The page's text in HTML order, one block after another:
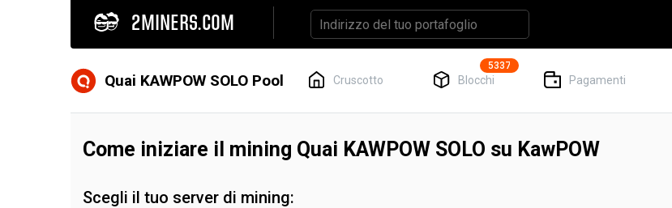
2MINERS.COM
Quai KAWPOW SOLO Pool Cruscotto Blocchi
5337
Pagamenti
Come iniziare il mining Quai KAWPOW SOLO su KawPOW
Scegli il tuo server di mining: